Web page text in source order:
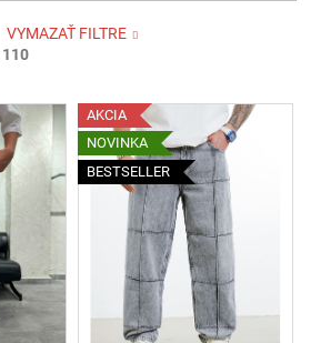
VYMAZAŤ FILTRE
110
AKCIA
NOVINKA
BESTSELLER